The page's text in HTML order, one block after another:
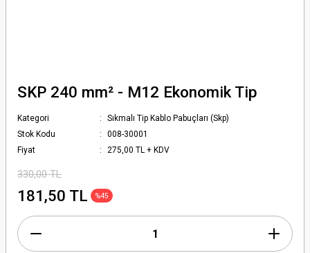
SKP 240 mm² - M12 Ekonomik Tip
Kategori
Sıkmalı Tip Kablo Pabuçları (Skp)
Stok Kodu
008-30001
Fiyat
275,00 TL + KDV
330,00 TL
181,50 TL %45